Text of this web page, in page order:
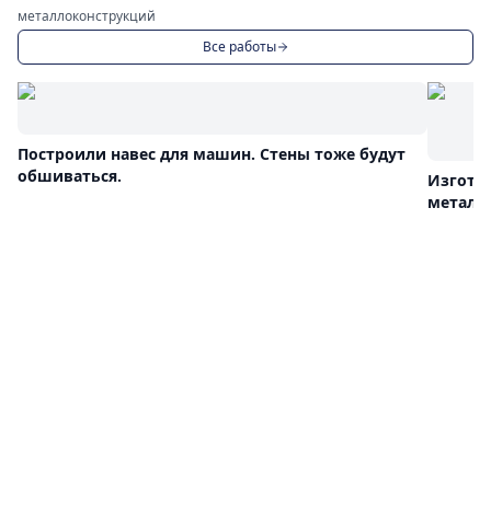
металлоконструкций
Все работы
Построили навес для машин. Стены тоже будут
обшиваться.